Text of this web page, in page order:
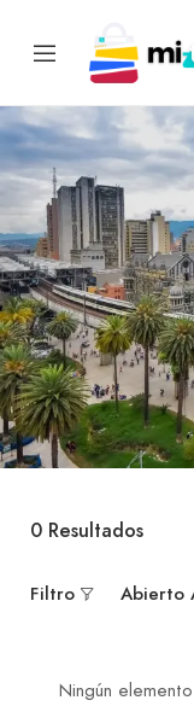
0 Resultados
Filtro Abierto
Ningún